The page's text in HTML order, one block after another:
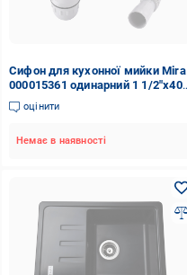
Сифон для кухонної мийки Mira
000015361 одинарний 1 1/2"х40
мм (GSR-000015361)
оцінити
Немає в наявності